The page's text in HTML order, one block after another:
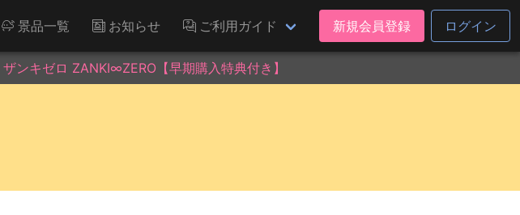
景品一覧 お知らせ ご利用ガイド 新規会員登録 ログイン
ザンキゼロ ZANKI∞ZERO【早期購入特典付き】